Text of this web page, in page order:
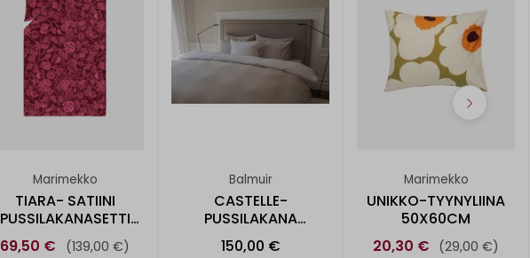
Marimekko
TIARA- SATIINI
PUSSILAKANASETTI
150X210CM
69,50 € (139,00 €)
Balmuir
CASTELLE-
PUSSILAKANA
150X210CM
150,00 €
Marimekko
UNIKKO-TYYNYLIINA
50X60CM
20,30 € (29,00 €)